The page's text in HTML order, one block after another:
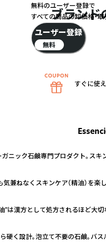
あります。 ブランド
ック石鹸専門プロダクト。スキ
兼ねなくスキンケア（精油）を楽
"は漢方として処方されるほど大切
硬く設計。泡立て不要の石鹸。バス
無料のユーザー登録で
すべての商品の卸価格・
ユーザー登録
無料
すぐに使